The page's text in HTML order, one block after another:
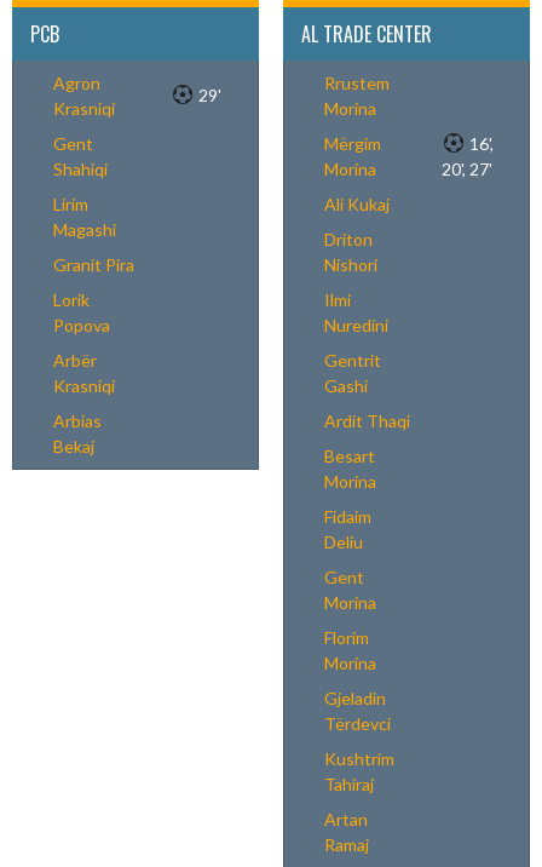
PCB
Agron
Krasniqi
29'
Gent
Shahiqi
Lirim
Magashi
Granit Pira
Lorik
Popova
Arbër
Krasniqi
Arbias
Bekaj
AL TRADE CENTER
Rrustem
Morina
Mërgim
Morina
16',
20', 27'
Ali Kukaj
Driton
Nishori
Ilmi
Nuredini
Gentrit
Gashi
Ardit Thaqi
Besart
Morina
Fidaim
Deliu
Gent
Morina
Florim
Morina
Gjeladin
Tërdevci
Kushtrim
Tahiraj
Artan
Ramaj